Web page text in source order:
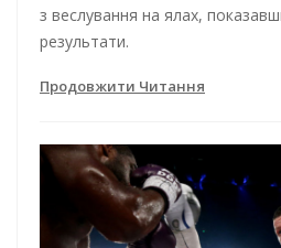
з веслування на ялах,
результати.
Продовжити Читання